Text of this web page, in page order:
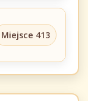
Miejsce 413